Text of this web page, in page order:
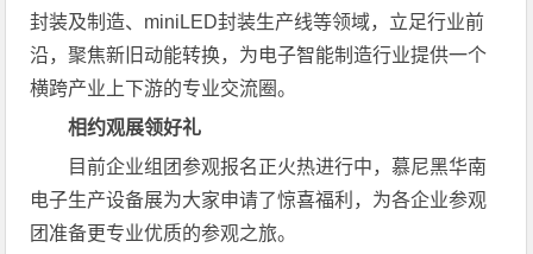
封装及制造、miniLED封装生产线等领域，立足行业前
沿，聚焦新旧动能转换，为电子智能制造行业提供一个
横跨产业上下游的专业交流圈。
相约观展领好礼
目前企业组团参观报名正火热进行中，慕尼黑华南
电子生产设备展为大家申请了惊喜福利，为各企业参观
团准备更专业优质的参观之旅。